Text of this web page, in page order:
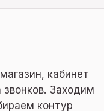
кабинет
Заходим
контур